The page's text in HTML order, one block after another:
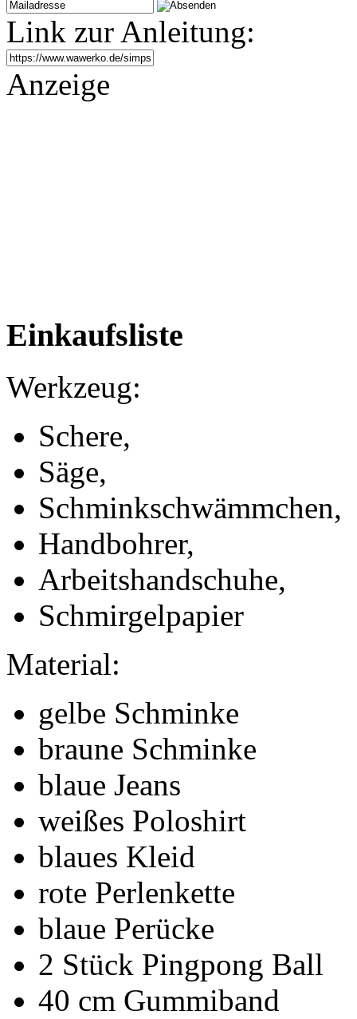
Link zur Anleitung:
Anzeige
Einkaufsliste
Werkzeug:
Schere,
Säge,
Schminkschwämmchen,
Handbohrer,
Arbeitshandschuhe,
Schmirgelpapier
Material:
gelbe Schminke
braune Schminke
blaue Jeans
weißes Poloshirt
blaues Kleid
rote Perlenkette
blaue Perücke
2 Stück Pingpong Ball
40 cm Gummiband